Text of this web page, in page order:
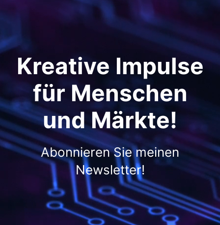
Kreative Impulse
für Menschen
und Märkte!
Abonnieren Sie meinen
Newsletter!